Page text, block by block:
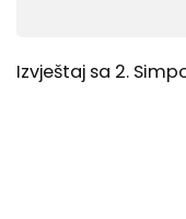
Izvještaj sa 2.